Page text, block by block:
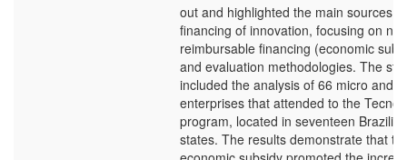
out and highlighted the main sources of
financing of innovation, focusing on
reimbursable financing (economic
and evaluation methodologies. The
included the analysis of 66 micro and
enterprises that attended to the
program, located in seventeen Brazilian
states. The results demonstrate that